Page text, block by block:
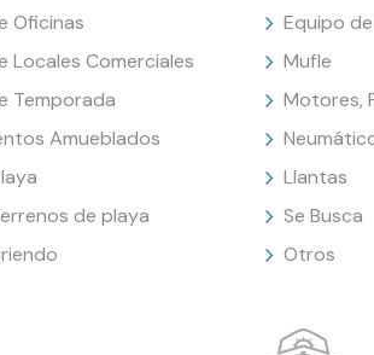
Oficinas
Locales Comerciales
Temporada
Amueblados
de playa
Equipo
Mufle
Motores,
Llantas
Se Busca
Otros